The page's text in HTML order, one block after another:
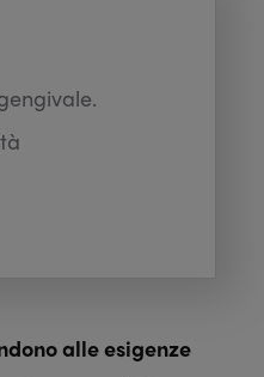
alle esigenze